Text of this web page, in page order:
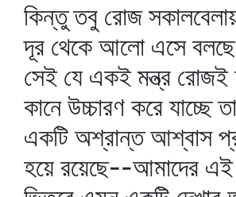
কিন্তু তবু রোজ
দূর থেকে আলো এসে
সেই যে একই মন্ত্র রোজই
কানে উচ্চারণ করে যাচ্ছে
একটি অশ্রান্ত আশ্বাস
হয়ে রয়েছে--আমাদের এই